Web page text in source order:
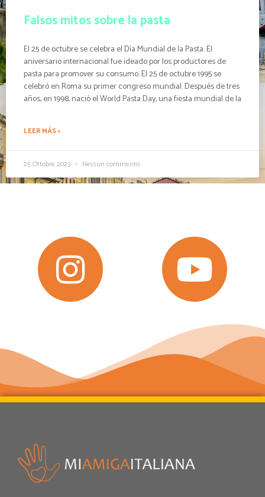
Falsos mitos sobre la pasta
El 25 de octubre se celebra el Día Mundial de la Pasta. El
aniversario internacional fue ideado por los productores de
pasta para promover su consumo. El 25 de octubre 1995 se
celebró en Roma su primer congreso mundial. Después de tres
años, en 1998, nació el World Pasta Day, una fiesta mundial de la
LEER MÁS »
25 Ottobre 2023 Nessun commento